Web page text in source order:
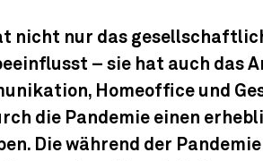
nicht nur das
– sie hat auch das
Homeoffice und
die Pandemie einen
Die während der